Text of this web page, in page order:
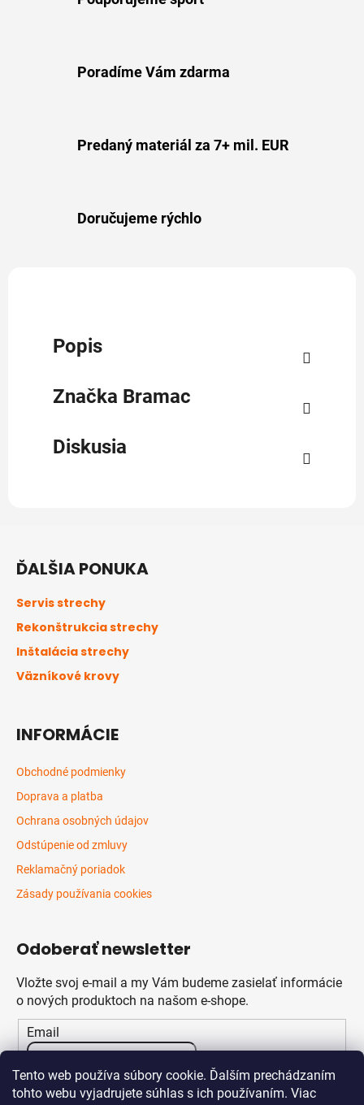
Tento web používa súbory cookie. Ďalším prechádzaním
tohto webu vyjadrujete súhlas s ich používaním. Viac
Poradíme Vám zdarma
Predaný materiál za 7+ mil. EUR
Doručujeme rýchlo
Popis
Značka Bramac
Diskusia
ĎALŠIA PONUKA
Servis strechy
Rekonštrukcia strechy
Inštalácia strechy
Väzníkové krovy
INFORMÁCIE
Obchodné podmienky
Doprava a platba
Ochrana osobných údajov
Odstúpenie od zmluvy
Reklamačný poriadok
Zásady používania cookies
Odoberať newsletter
Vložte svoj e-mail a my Vám budeme zasielať informácie
o nových produktoch na našom e-shope.
Email
Vložením e-mailu súhlasíte spodmienkami ochrany
osobných údajov